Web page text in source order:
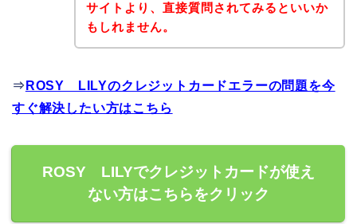
サイトより、直接質問されてみるといいか
もしれません。
⇒ ROSY LILYのクレジットカードエラーの問題を今
すぐ解決したい方はこちら
ROSY LILYでクレジットカードが使え
ない方はこちらをクリック